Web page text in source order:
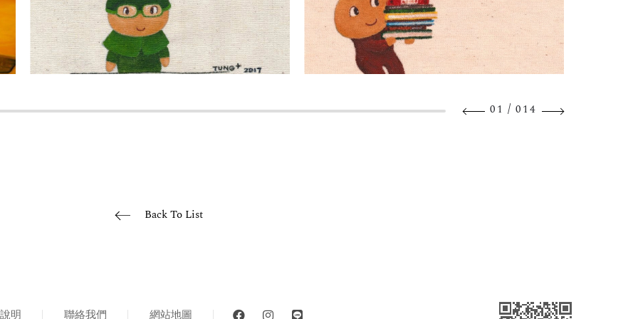
01 / 014
Back To List
明 聯絡我們 網站地圖